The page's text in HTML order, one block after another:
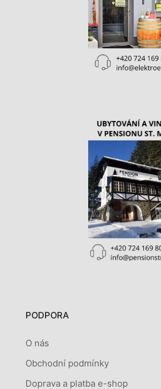
PODPORA
O nás
Obchodní podmínky
Doprava a platba e-shop